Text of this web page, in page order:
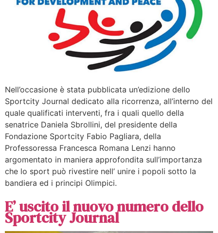
Nell’occasione è stata pubblicata un’edizione dello
Sportcity Journal dedicato alla ricorrenza, all’interno del
quale qualificati interventi, fra i quali quello della
senatrice Daniela Sbrollini, del presidente della
Fondazione Sportcity Fabio Pagliara, della
Professoressa Francesca Romana Lenzi hanno
argomentato in maniera approfondita sull’importanza
che lo sport può rivestire nell’ unire i popoli sotto la
bandiera ed i principi Olimpici.
E’ uscito il nuovo numero dello
Sportcity Journal